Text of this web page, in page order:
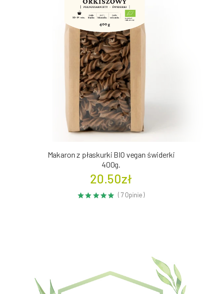
Makaron z płaskurki BIO vegan świderki
400g.
20.50zł
( 7 Opinie )